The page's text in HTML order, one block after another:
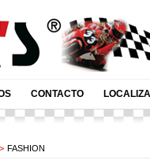
CONTACTO
> FASHION